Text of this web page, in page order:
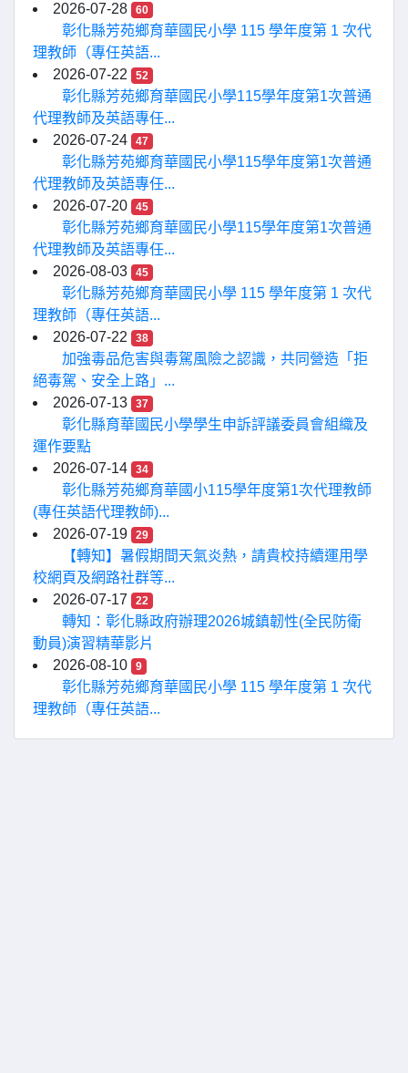
2026-07-28
60
彰化縣芳苑鄉育華國民小學 115 學年度第 1 次代
理教師（專任英語...
2026-07-22
52
彰化縣芳苑鄉育華國民小學115學年度第1次普通
代理教師及英語專任...
2026-07-24
47
彰化縣芳苑鄉育華國民小學115學年度第1次普通
代理教師及英語專任...
2026-07-20
45
彰化縣芳苑鄉育華國民小學115學年度第1次普通
代理教師及英語專任...
2026-08-03
45
彰化縣芳苑鄉育華國民小學 115 學年度第 1 次代
理教師（專任英語...
2026-07-22
38
加強毒品危害與毒駕風險之認識，共同營造「拒
絕毒駕、安全上路」...
2026-07-13
37
彰化縣育華國民小學學生申訴評議委員會組織及
運作要點
2026-07-14
34
彰化縣芳苑鄉育華國小115學年度第1次代理教師
(專任英語代理教師)...
2026-07-19
29
【轉知】暑假期間天氣炎熱，請貴校持續運用學
校網頁及網路社群等...
2026-07-17
22
轉知：彰化縣政府辦理2026城鎮韌性(全民防衛
動員)演習精華影片
2026-08-10
9
彰化縣芳苑鄉育華國民小學 115 學年度第 1 次代
理教師（專任英語...